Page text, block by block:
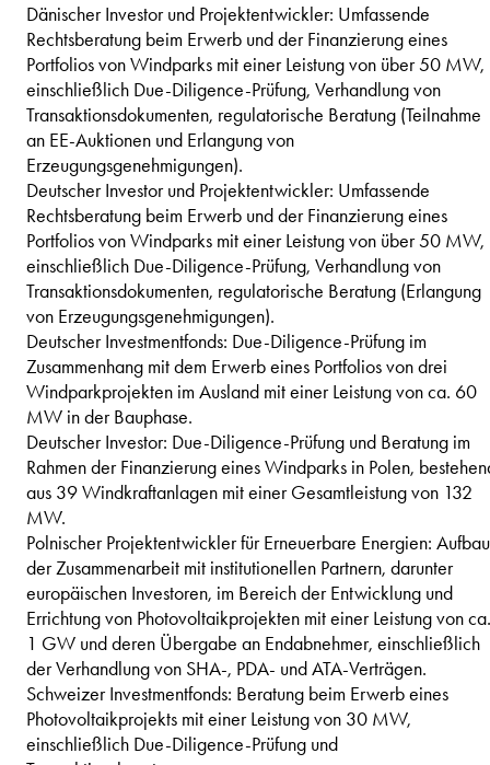
Dänischer Investor und Projektentwickler: Umfassende
Rechtsberatung beim Erwerb und der Finanzierung eines
Portfolios von Windparks mit einer Leistung von über 50 MW,
einschließlich Due-Diligence-Prüfung, Verhandlung von
Transaktionsdokumenten, regulatorische Beratung (Teilnahme
an EE-Auktionen und Erlangung von
Erzeugungsgenehmigungen).
Deutscher Investor und Projektentwickler: Umfassende
Rechtsberatung beim Erwerb und der Finanzierung eines
Portfolios von Windparks mit einer Leistung von über 50 MW,
einschließlich Due-Diligence-Prüfung, Verhandlung von
Transaktionsdokumenten, regulatorische Beratung (Erlangung
von Erzeugungsgenehmigungen).
Deutscher Investmentfonds: Due-Diligence-Prüfung im
Zusammenhang mit dem Erwerb eines Portfolios von drei
Windparkprojekten im Ausland mit einer Leistung von ca. 60
MW in der Bauphase.
Deutscher Investor: Due-Diligence-Prüfung und Beratung im
Rahmen der Finanzierung eines Windparks in Polen,
aus 39 Windkraftanlagen mit einer Gesamtleistung von 132
MW.
Polnischer Projektentwickler für Erneuerbare Energien: Aufbau
der Zusammenarbeit mit institutionellen Partnern, darunter
europäischen Investoren, im Bereich der Entwicklung und
Errichtung von Photovoltaikprojekten mit einer Leistung von ca.
1 GW und deren Übergabe an Endabnehmer, einschließlich
der Verhandlung von SHA-, PDA- und ATA-Verträgen.
Schweizer Investmentfonds: Beratung beim Erwerb eines
Photovoltaikprojekts mit einer Leistung von 30 MW,
einschließlich Due-Diligence-Prüfung und